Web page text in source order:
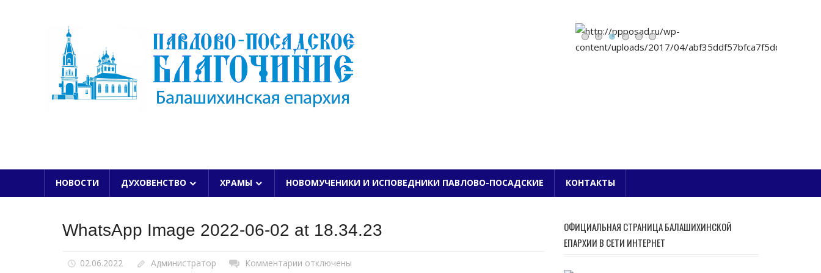
ПАВЛОВО-ПОСАДСКОЕ БЛАГОЧИНИЕ
НОВОСТИ ДУХОВЕНСТВО ХРАМЫ НОВОМУЧЕНИКИ И ИСПОВЕДНИКИ ПАВЛОВО-ПОСАДСКИЕ КОНТАКТЫ
WhatsApp Image 2022-06-02 at 18.34.23
02.06.2022 Администратор Комментарии котключены
ОФИЦИАЛЬНАЯ СТРАНИЦА БАЛАШИХИНСКОЙ
ЕПАРХИИ В СЕТИ ИНТЕРНЕТ